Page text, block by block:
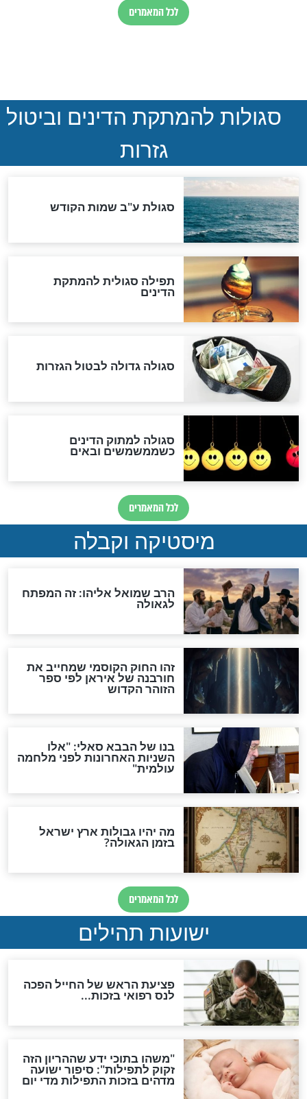
שורדת השואה שחוגגת 100:
"מודה לקב"ה על כל השנים"
לכל המאמרים
אחרית הימים
האם אפשר לחשב את הקץ?
מה יהיה בימות המשיח?
"לפני הגאולה תהיה אפיקורסות
והכחשה גדולה מאוד של
האמונה"
האם לאחר בוא המשיח יהיה
אפשר לחזור בתשובה?
לכל המאמרים
להמתקת הדינים וביטול
גזרות
סגולת ע"ב שמות הקודש
תפילה סגולית להמתקת
הדינים